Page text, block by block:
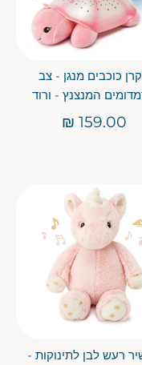
כוכבים מנגן - צב
המנצנץ - ורוד
159.00 ₪
רעש לבן לתינוקות -